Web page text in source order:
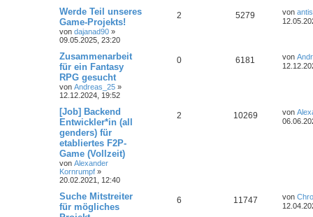
Werde Teil unseres
Game-Projekts!
von dajanad90 »
09.05.2025, 23:20
2 5279 von
Zusammenarbeit
für ein Fantasy
RPG gesucht
von Andreas_25 »
12.12.2024, 19:52
0 6181 von
[Job] Backend
Entwickler*in (all
genders) für
etabliertes F2P-
Game (Vollzeit)
von Alexander
Kornrumpf »
20.02.2021, 12:40
2 10269 von
Suche Mitstreiter
für mögliches
6 11747 von